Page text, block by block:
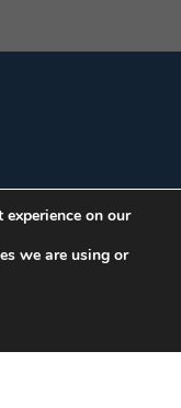
Andar Edifício:
913 - Brasília/DF
on our
we are using or